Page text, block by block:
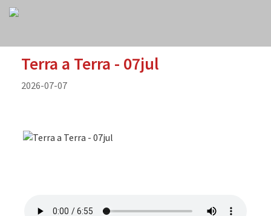
Terra a Terra - 07jul
2026-07-07